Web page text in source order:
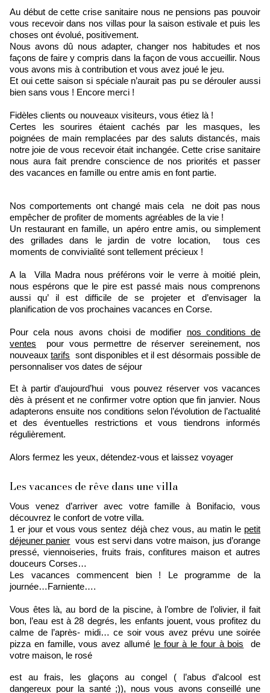
Au début de cette crise sanitaire nous ne pensions pas pouvoir
vous recevoir dans nos villas pour la saison estivale et puis les
choses ont évolué, positivement.
Nous avons dû nous adapter, changer nos habitudes et nos
façons de faire y compris dans la façon de vous accueillir. Nous
vous avons mis à contribution et vous avez joué le jeu.
Et oui cette saison si spéciale n’aurait pas pu se dérouler aussi
bien sans vous ! Encore merci !
Fidèles clients ou nouveaux visiteurs, vous étiez là !
Certes les sourires étaient cachés par les masques, les
poignées de main remplacées par des saluts distancés, mais
notre joie de vous recevoir était inchangée. Cette crise sanitaire
nous aura fait prendre conscience de nos priorités et passer
des vacances en famille ou entre amis en font partie.
Nos comportements ont changé mais cela ne doit pas nous
empêcher de profiter de moments agréables de la vie !
Un restaurant en famille, un apéro entre amis, ou simplement
des grillades dans le jardin de votre location, tous ces
moments de convivialité sont tellement précieux !
A la Villa Madra nous préférons voir le verre à moitié plein,
nous espérons que le pire est passé mais nous comprenons
aussi qu’ il est difficile de se projeter et d’envisager la
planification de vos prochaines vacances en Corse.
Pour cela nous avons choisi de modifier nos conditions de
ventes pour vous permettre de réserver sereinement, nos
nouveauxtarifs sont disponibles et il est désormais possible de
personnaliser vos dates de séjour
Et à partir d’aujourd’hui vous pouvez réserver vos vacances
dès à présent et ne confirmer votre option que fin janvier. Nous
adapterons ensuite nos conditions selon l’évolution de l’actualité
et des éventuelles restrictions et vous tiendrons informés
régulièrement.
Alors fermez les yeux, détendez-vous et laissez voyager
Les vacances de rêve dans une villa
Vous venez d’arriver avec votre famille à Bonifacio, vous
découvrez le confort de votre villa.
1 er jour et vous vous sentez déjà chez vous, au matin le petit
déjeuner panier vous est servi dans votre maison, jus d’orange
pressé, viennoiseries, fruits frais, confitures maison et autres
douceurs Corses…
Les vacances commencent bien ! Le programme de la
journée…Farniente….
Vous êtes là, au bord de la piscine, à l’ombre de l’olivier, il fait
bon, l’eau est à 28 degrés, les enfants jouent, vous profitez du
calme de l’après- midi… ce soir vous avez prévu une soirée
pizza en famille, vous avez allumé le four à le four à bois de
votre maison, le rosé
est au frais, les glaçons au congel ( l’abus d’alcool est
dangereux pour la santé ;)), nous vous avons conseillé une